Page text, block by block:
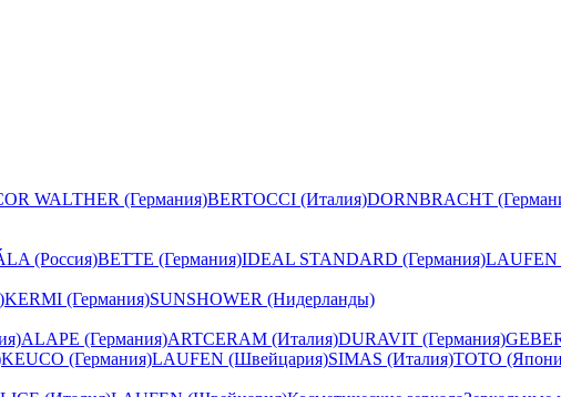
WALTHER (Германия)BERTOCCI (Италия)DORNBRACHT
(Россия)BETTE (Германия)IDEAL STANDARD (Германия)LAUFEN
KERMI (Германия)SUNSHOWER (Нидерланды)
ALAPE (Германия)ARTCERAM (Италия)DURAVIT (Германия)
KEUCO (Германия)LAUFEN (Швейцария)SIMAS (Италия)TOTO